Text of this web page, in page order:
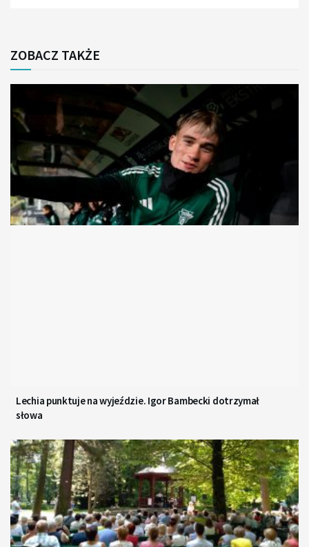
ZOBACZ TAKŻE
Lechia punktuje na wyjeździe. Igor Bambecki dotrzymał
słowa